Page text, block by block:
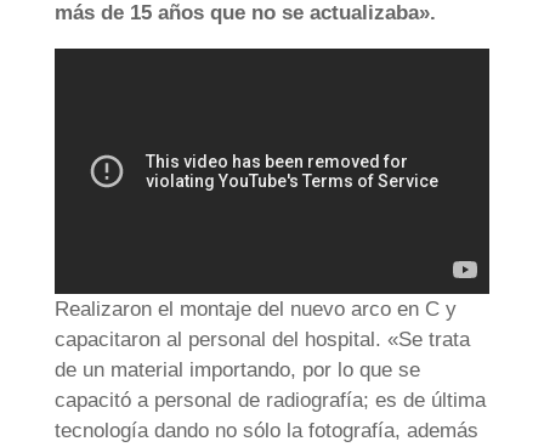
más de 15 años que no se actualizaba».
Realizaron el montaje del nuevo arco en C y
capacitaron al personal del hospital. «Se trata
de un material importando, por lo que se
capacitó a personal de radiografía; es de última
tecnología dando no sólo la fotografía, además